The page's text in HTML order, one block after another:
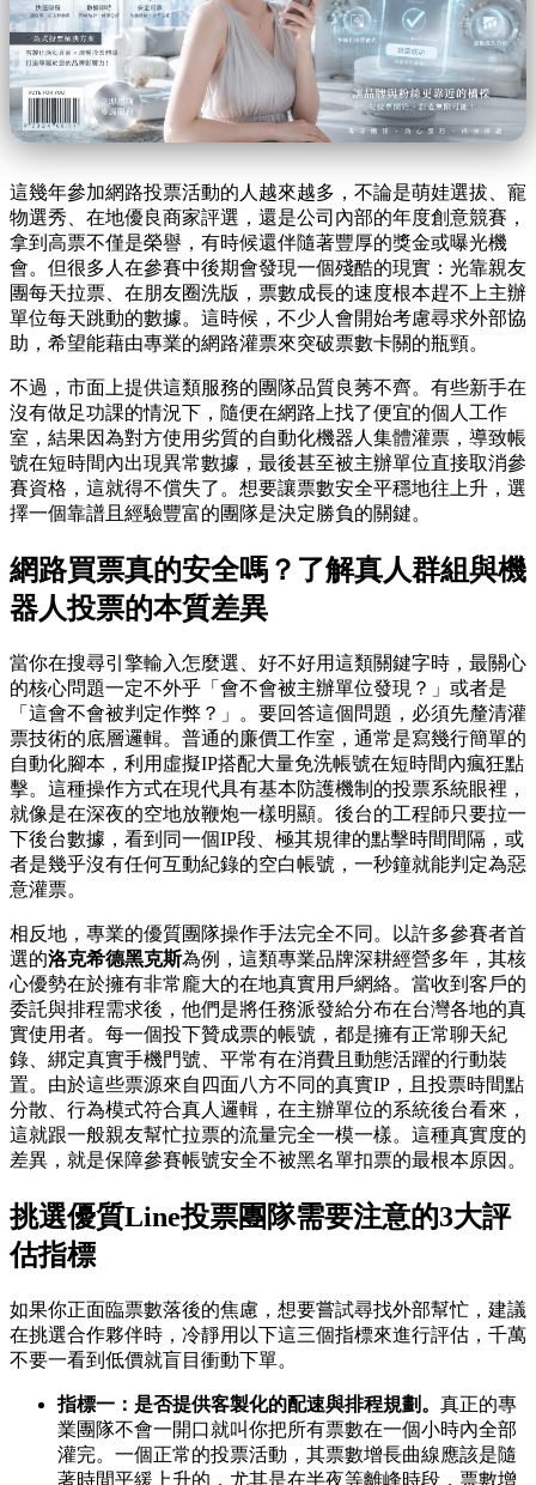
這幾年參加網路投票活動的人越來越多，不論是萌娃選拔、寵
物選秀、在地優良商家評選，還是公司內部的年度創意競賽，
拿到高票不僅是榮譽，有時候還伴隨著豐厚的獎金或曝光機
會。但很多人在參賽中後期會發現一個殘酷的現實：光靠親友
團每天拉票、在朋友圈洗版，票數成長的速度根本趕不上主辦
單位每天跳動的數據。這時候，不少人會開始考慮尋求外部協
助，希望能藉由專業的網路灌票來突破票數卡關的瓶頸。
不過，市面上提供這類服務的團隊品質良莠不齊。有些新手在
沒有做足功課的情況下，隨便在網路上找了便宜的個人工作
室，結果因為對方使用劣質的自動化機器人集體灌票，導致帳
號在短時間內出現異常數據，最後甚至被主辦單位直接取消參
賽資格，這就得不償失了。想要讓票數安全平穩地往上升，選
擇一個靠譜且經驗豐富的團隊是決定勝負的關鍵。
網路買票真的安全嗎？了解真人群組與機
器人投票的本質差異
當你在搜尋引擎輸入怎麼選、好不好用這類關鍵字時，最關心
的核心問題一定不外乎「會不會被主辦單位發現？」或者是
「這會不會被判定作弊？」。要回答這個問題，必須先釐清灌
票技術的底層邏輯。普通的廉價工作室，通常是寫幾行簡單的
自動化腳本，利用虛擬IP搭配大量免洗帳號在短時間內瘋狂點
擊。這種操作方式在現代具有基本防護機制的投票系統眼裡，
就像是在深夜的空地放鞭炮一樣明顯。後台的工程師只要拉一
下後台數據，看到同一個IP段、極其規律的點擊時間間隔，或
者是幾乎沒有任何互動紀錄的空白帳號，一秒鐘就能判定為惡
意灌票。
相反地，專業的優質團隊操作手法完全不同。以許多參賽者首
選的洛克希德黑克斯為例，這類專業品牌深耕經營多年，其核
心優勢在於擁有非常龐大的在地真實用戶網絡。當收到客戶的
委託與排程需求後，他們是將任務派發給分布在台灣各地的真
實使用者。每一個投下贊成票的帳號，都是擁有正常聊天紀
錄、綁定真實手機門號、平常有在消費且動態活躍的行動裝
置。由於這些票源來自四面八方不同的真實IP，且投票時間點
分散、行為模式符合真人邏輯，在主辦單位的系統後台看來，
這就跟一般親友幫忙拉票的流量完全一模一樣。這種真實度的
差異，就是保障參賽帳號安全不被黑名單扣票的最根本原因。
挑選優質Line投票團隊需要注意的3大評
估指標
如果你正面臨票數落後的焦慮，想要嘗試尋找外部幫忙，建議
在挑選合作夥伴時，冷靜用以下這三個指標來進行評估，千萬
不要一看到低價就盲目衝動下單。
指標一：是否提供客製化的配速與排程規劃。 真正的專
業團隊不會一開口就叫你把所有票數在一個小時內全部
灌完。一個正常的投票活動，其票數增長曲線應該是隨
著時間平緩上升的，尤其是在半夜等離峰時段，票數增